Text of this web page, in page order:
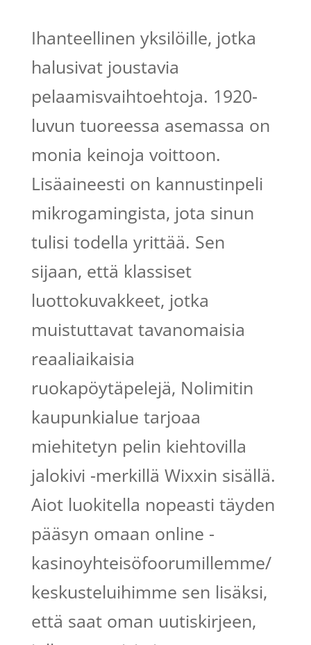
Ihanteellinen yksilöille, jotka
halusivat joustavia
pelaamisvaihtoehtoja. 1920-
luvun tuoreessa asemassa on
monia keinoja voittoon.
Lisäaineesti on kannustinpeli
mikrogamingista, jota sinun
tulisi todella yrittää. Sen
sijaan, että klassiset
luottokuvakkeet, jotka
muistuttavat tavanomaisia ​​
reaaliaikaisia ​​
ruokapöytäpelejä, Nolimitin
kaupunkialue tarjoaa
miehitetyn pelin kiehtovilla
jalokivi -merkillä Wixxin sisällä.
Aiot luokitella nopeasti täyden
pääsyn omaan online -
kasinoyhteisöfoorumillemme/
keskusteluihimme sen lisäksi,
että saat oman uutiskirjeen,